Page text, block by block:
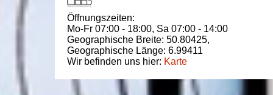
Öffnungszeiten:
Mo-Fr 07:00 - 18:00, Sa 07:00 - 14:00
Geographische Breite: 50.80425,
Geographische Länge: 6.99411
Wir befinden uns hier: Karte